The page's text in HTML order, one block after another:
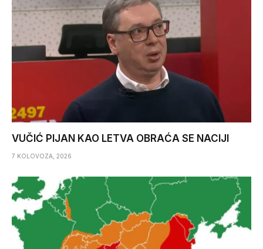
VUČIĆ PIJAN KAO LETVA OBRAĆA SE NACIJI
7 KOLOVOZA, 2026